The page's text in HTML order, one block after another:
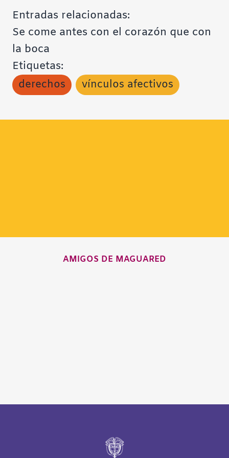
Entradas relacionadas:
Se come antes con el corazón que con
la boca
Etiquetas:
derechos
vínculos afectivos
AMIGOS DE MAGUARED